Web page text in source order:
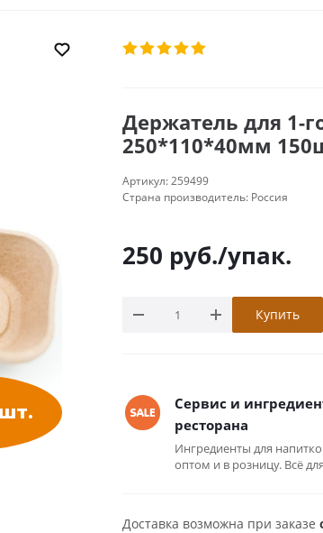
Держатель для 1-
250*110*40мм
Артикул:259499
Страна производитель: Россия
250 руб./упак.
Купить
Сервис и
ресторана
Ингредиенты для
оптом и в розницу. Всё
Доставка возможна при заказе